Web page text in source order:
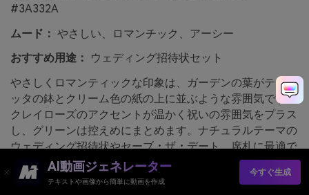
#3A332A
ムード： やさしい、ロマンチック、アーシー
おすすめ用途：
ウェディング招待状セット
やさしくロマンティックな印象は、ガーデンの葉がテラコ
ッタの鉢とクリーム色の紙の上に並ぶような雰囲気です。
クレイローズのアクセントが温かく祝いの雰囲気をプラス
し、グリーンは控えめにまとめます。ナチュラルテーマの
ウェディング招待状やセーブ・ザ・デート、席札に最適で
す。使い方のコツ：非コーティング用紙に印刷し、一番深
いブラウンで名前を印字して、可読性を高めましょう。
AI動画ジェネレーター
テキストや画像から簡単に動画を作成
今すぐ生成